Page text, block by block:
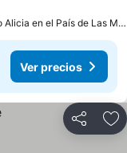
a 0.3 km de: Centro Alicia en el País de Las Maravillas
Ver precios
Compartir